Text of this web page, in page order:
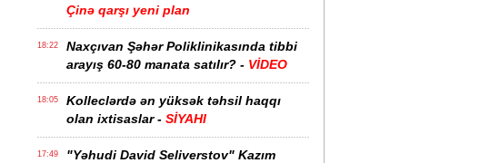
Çinə qarşı yeni plan
18:22
Naxçıvan Şəhər Poliklinikasında tibbi
arayış 60-80 manata satılır? - VİDEO
18:05
Kolleclərdə ən yüksək təhsil haqqı
olan ixtisaslar - SİYAHI
17:49
"Yəhudi David Seliverstov" Kazım